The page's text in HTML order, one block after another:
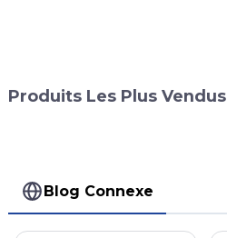
Produits Les Plus Vendus
Blog Connexe